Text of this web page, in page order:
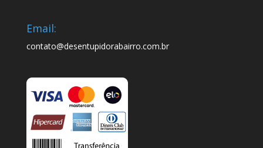
Email:
contato@desentupidorabairro.com.br